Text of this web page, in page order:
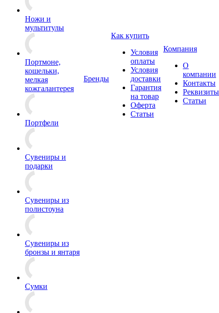
Ножи и
мультитулы
Портмоне,
кошельки,
мелкая
кожгалантерея
Портфели
Сувениры и
подарки
Сувениры из
полистоуна
Сувениры из
бронзы и янтаря
Сумки
Бренды
Как купить
Условия
оплаты
Условия
доставки
Гарантия
на товар
Оферта
Статьи
Компания
О
компании
Контакты
Реквизиты
Статьи